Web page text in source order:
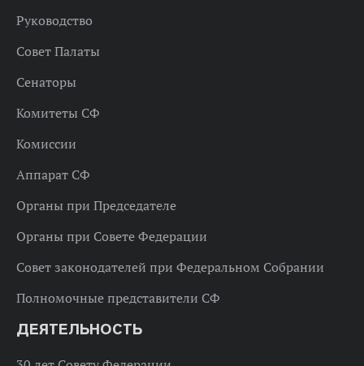
Руководство
Совет Палаты
Сенаторы
Комитеты СФ
Комиссии
Аппарат СФ
Органы при Председателе
Органы при Совете Федерации
Совет законодателей при Федеральном Собрании
Полномочные представители СФ
ДЕЯТЕЛЬНОСТЬ